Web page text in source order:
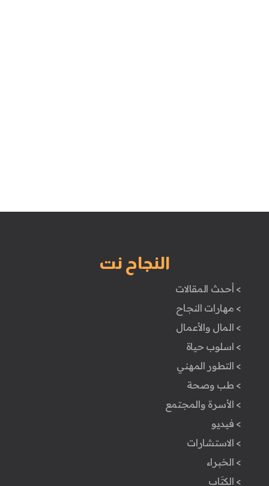
النجاح نت
> أحدث المقالات
> مهارات النجاح
> المال والأعمال
> اسلوب حياة
> التطور المهني
> طب وصحة
> الأسرة والمجتمع
> فيديو
> الاستشارات
> الخبراء
> الكتَاب